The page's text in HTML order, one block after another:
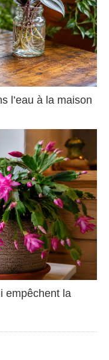
l’eau à la maison
empêchent la